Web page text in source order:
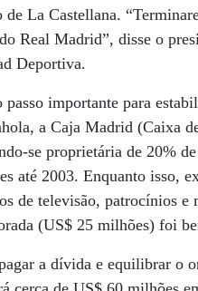
de La Castellana.
Real Madrid”, disse o
Deportiva.
passo importante para
a Caja Madrid (Caixa
se proprietária de 20%
até 2003. Enquanto isso,
de televisão, patrocínios e
(US$ 25 milhões) foi
a dívida e equilibrar o